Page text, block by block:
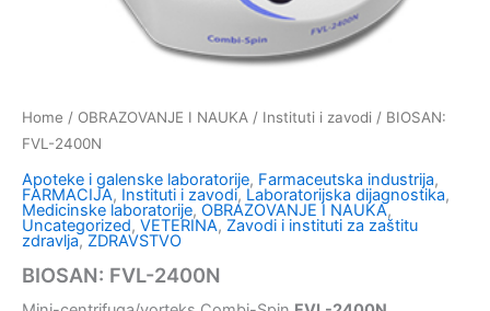
Home / OBRAZOVANJE I NAUKA / Instituti i zavodi / BIOSAN:
FVL-2400N
Apoteke i galenske laboratorije, Farmaceutska industrija,
FARMACIJA, Instituti i zavodi, Laboratorijska dijagnostika,
Medicinske laboratorije, OBRAZOVANJE I NAUKA,
Uncategorized, VETERINA, Zavodi i instituti za zaštitu
zdravlja, ZDRAVSTVO
BIOSAN: FVL-2400N